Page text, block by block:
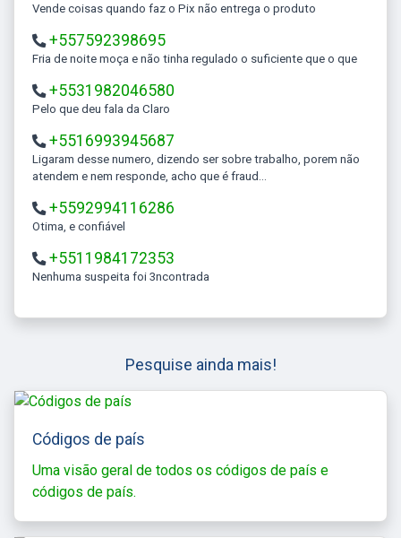
Vende coisas quando faz o Pix não entrega o produto
+557592398695
Fria de noite moça e não tinha regulado o suficiente que o que
+5531982046580
Pelo que deu fala da Claro
+5516993945687
Ligaram desse numero, dizendo ser sobre trabalho, porem não
atendem e nem responde, acho que é fraud...
+5592994116286
Otima, e confiável
+5511984172353
Nenhuma suspeita foi 3ncontrada
Pesquise ainda mais!
Códigos de país
Uma visão geral de todos os códigos de país e
códigos de país.